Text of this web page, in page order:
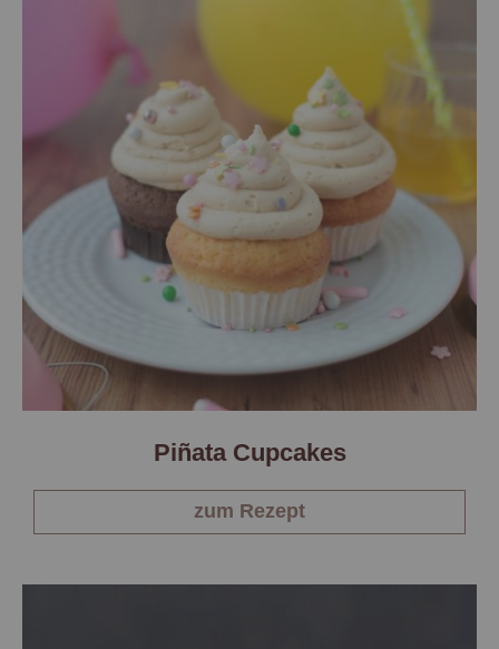
Piñata Cupcakes
zum Rezept